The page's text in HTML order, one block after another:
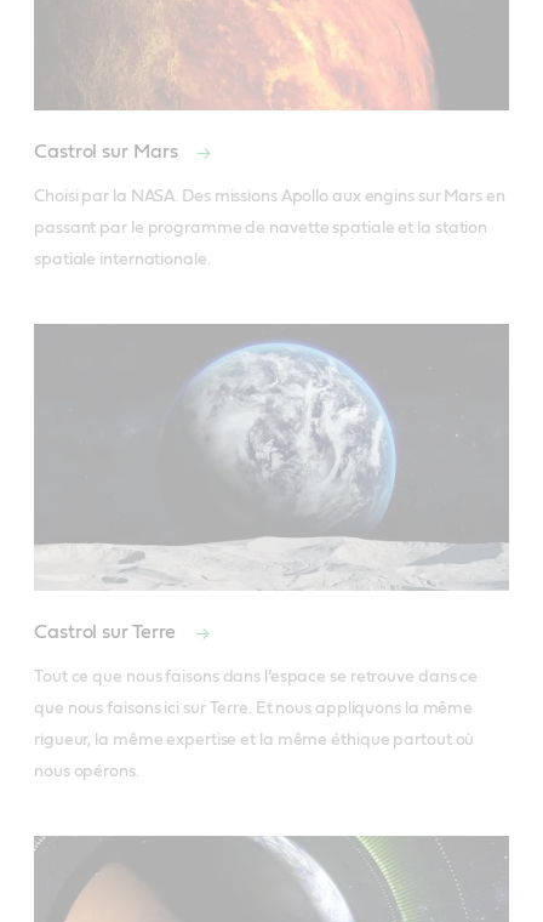
Castrol sur Mars
Choisi par la NASA. Des missions Apollo aux engins sur Mars en
passant par le programme de navette spatiale et la station
spatiale internationale.
Castrol sur Terre
Tout ce que nous faisons dans l’espace se retrouve dans ce
que nous faisons ici sur Terre. Et nous appliquons la même
rigueur, la même expertise et la même éthique partout où
nous opérons.